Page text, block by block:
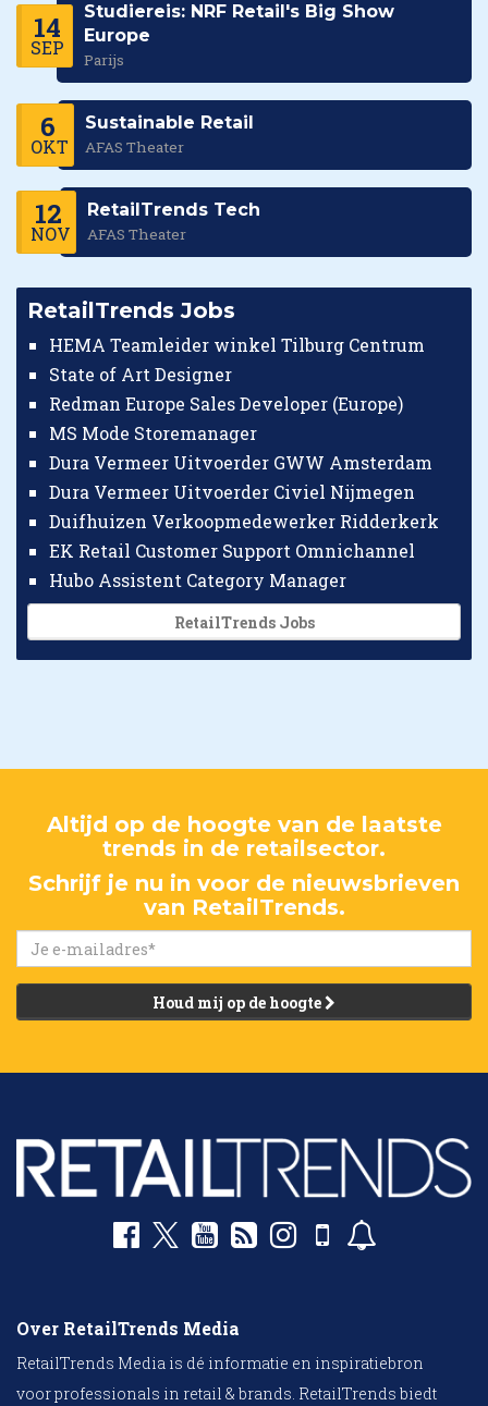
14
SEP
Studiereis: NRF Retail's Big Show
Europe
Parijs
6
OKT
Sustainable Retail
AFAS Theater
12
NOV
RetailTrends Tech
AFAS Theater
RetailTrends Jobs
HEMA Teamleider winkel Tilburg Centrum
State of Art Designer
Redman Europe Sales Developer (Europe)
MS Mode Storemanager
Dura Vermeer Uitvoerder GWW Amsterdam
Dura Vermeer Uitvoerder Civiel Nijmegen
Duifhuizen Verkoopmedewerker Ridderkerk
EK Retail Customer Support Omnichannel
Hubo Assistent Category Manager
RetailTrends Jobs
Altijd op de hoogte van de laatste
trends in de retailsector.
Schrijf je nu in voor de nieuwsbrieven
van RetailTrends.
Houd mij op de hoogte
Over RetailTrends Media
RetailTrends Media is dé informatie en inspiratiebron
voor professionals in retail & brands. RetailTrends biedt